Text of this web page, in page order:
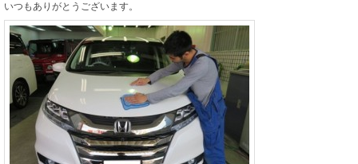
いつもありがとうございます。